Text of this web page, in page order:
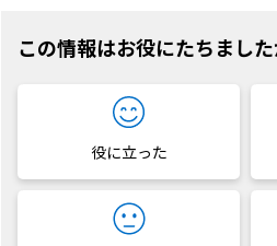
この情報はお役にたちました
役に立った